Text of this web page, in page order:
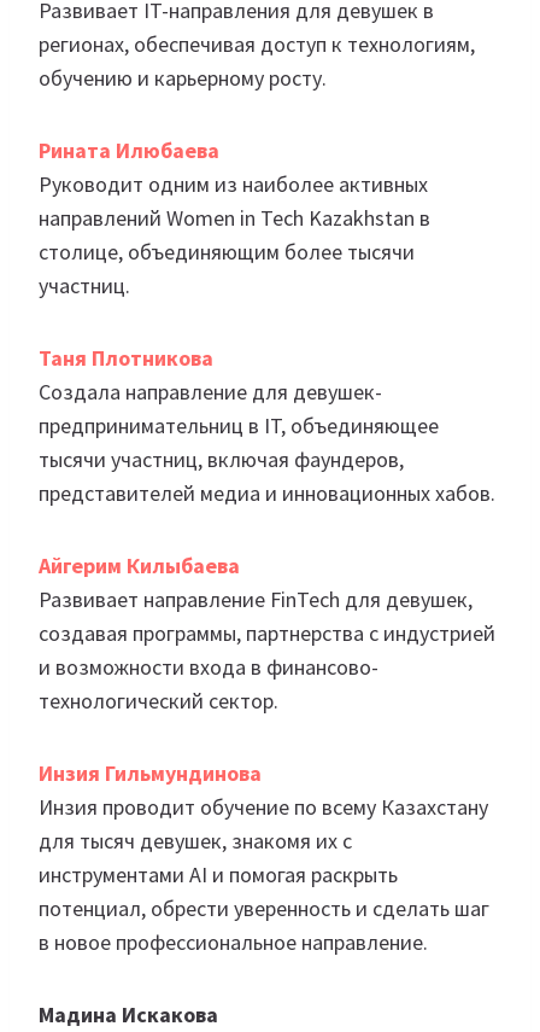
Развивает IT-направления для девушек в
регионах, обеспечивая доступ к технологиям,
обучению и карьерному росту.
Рината Илюбаева
Руководит одним из наиболее активных
направлений Women in Tech Kazakhstan в
столице, объединяющим более тысячи
участниц.
Таня Плотникова
Создала направление для девушек-
предпринимательниц в IT, объединяющее
тысячи участниц, включая фаундеров,
представителей медиа и инновационных хабов.
Айгерим Килыбаева
Развивает направление FinTech для девушек,
создавая программы, партнерства с индустрией
и возможности входа в финансово-
технологический сектор.
Инзия Гильмундинова
Инзия проводит обучение по всему Казахстану
для тысяч девушек, знакомя их с
инструментами AI и помогая раскрыть
потенциал, обрести уверенность и сделать шаг
в новое профессиональное направление.
Мадина Искакова